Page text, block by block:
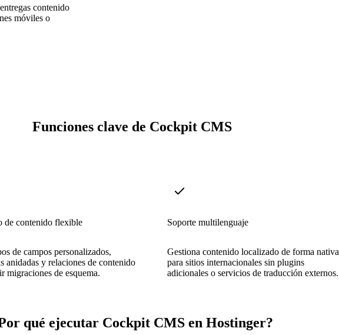
contenido
móviles o
Funciones clave de Cockpit CMS
de contenido flexible
de campos personalizados,
anidadas y relaciones de contenido
migraciones de esquema.
Soporte multilenguaje
Gestiona contenido localizado de forma nativa
para sitios internacionales sin plugins
adicionales o servicios de traducción externos.
qué ejecutar Cockpit CMS en Hostinger?